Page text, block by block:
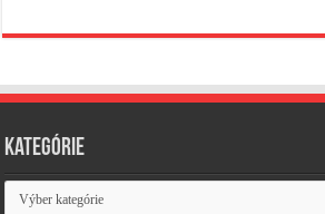
Kategórie
Kategórie